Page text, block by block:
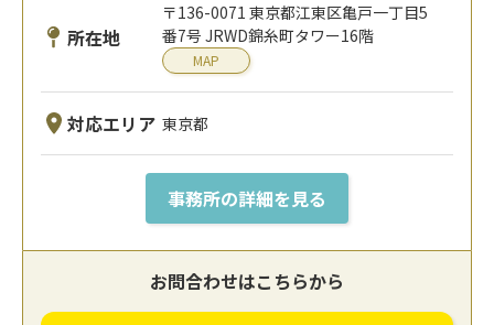
所在地
〒136-0071 東京都江東区亀戸一丁目5
番7号 JRWD錦糸町タワー16階
MAP
対応エリア 東京都
事務所の詳細を見る
お問合わせはこちらから